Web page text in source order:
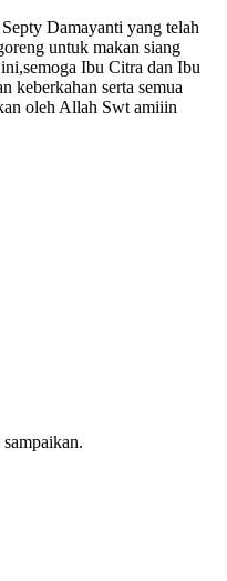
Damayanti yang telah
untuk makan siang
Ibu Citra dan Ibu
keberkahan serta semua
oleh Allah Swt amiiin